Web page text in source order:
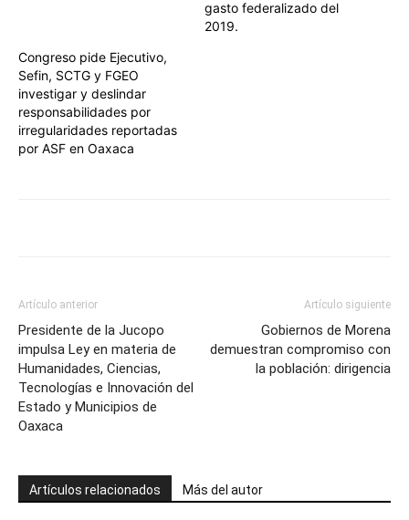
gasto federalizado del
2019.
Congreso pide Ejecutivo,
Sefin, SCTG y FGEO
investigar y deslindar
responsabilidades por
irregularidades reportadas
por ASF en Oaxaca
Artículo anterior
Presidente de la Jucopo
impulsa Ley en materia de
Humanidades, Ciencias,
Tecnologías e Innovación del
Estado y Municipios de
Oaxaca
Artículo siguiente
Gobiernos de Morena
demuestran compromiso con
la población: dirigencia
Artículos relacionados Más del autor